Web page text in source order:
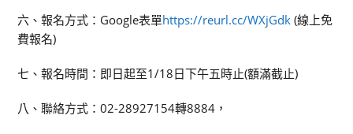
六、報名方式：Google表單https://reurl.cc/WXjGdk(線上免
費報名)
七、報名時間：即日起至1/18日下午五時止(額滿截止)
八、聯絡方式：02-28927154轉8884，